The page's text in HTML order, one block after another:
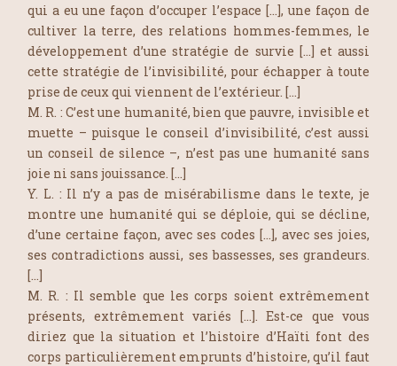
qui a eu une façon d’occuper l’espace […], une façon de
cultiver la terre, des relations hommes-femmes, le
développement d’une stratégie de survie […] et aussi
cette stratégie de l’invisibilité, pour échapper à toute
prise de ceux qui viennent de l’extérieur. […]
M. R. : C’est une humanité, bien que pauvre, invisible et
muette – puisque le conseil d’invisibilité, c’est aussi
un conseil de silence –, n’est pas une humanité sans
joie ni sans jouissance. […]
Y. L. : Il n’y a pas de misérabilisme dans le texte, je
montre une humanité qui se déploie, qui se décline,
d’une certaine façon, avec ses codes […], avec ses joies,
ses contradictions aussi, ses bassesses, ses grandeurs.
[…]
M. R. : Il semble que les corps soient extrêmement
présents, extrêmement variés […]. Est-ce que vous
diriez que la situation et l’histoire d’Haïti font des
corps particulièrement emprunts d’histoire, qu’il faut